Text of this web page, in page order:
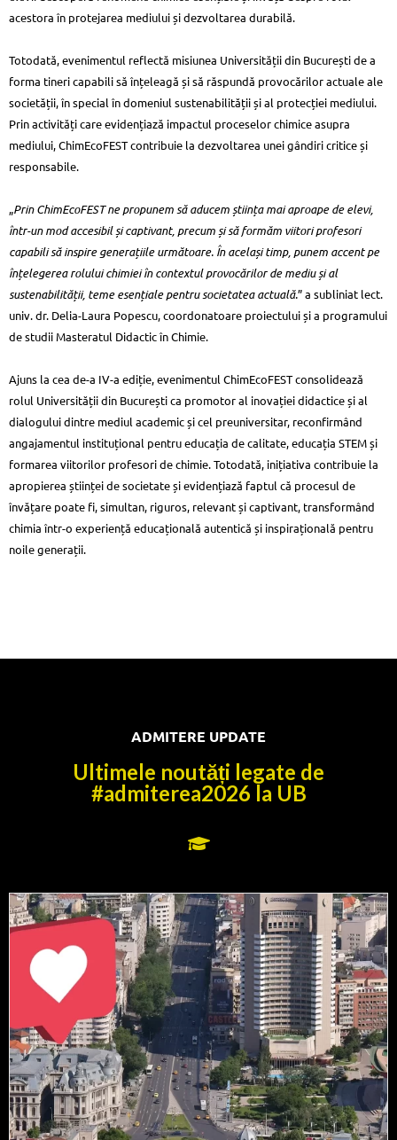
acestora în protejarea mediului și dezvoltarea durabilă.
Totodată, evenimentul reflectă misiunea Universității din București de a
forma tineri capabili să înțeleagă și să răspundă provocărilor actuale ale
societății, în special în domeniul sustenabilității și al protecției mediului.
Prin activități care evidențiază impactul proceselor chimice asupra
mediului, ChimEcoFEST contribuie la dezvoltarea unei gândiri critice și
responsabile.
„Prin ChimEcoFEST ne propunem să aducem știința mai aproape de elevi,
într-un mod accesibil și captivant, precum și să formăm viitori profesori
capabili să inspire generațiile următoare. În același timp, punem accent pe
înțelegerea rolului chimiei în contextul provocărilor de mediu și al
sustenabilității, teme esențiale pentru societatea actuală.” a subliniat lect.
univ. dr. Delia-Laura Popescu, coordonatoare proiectului și a programului
de studii Masteratul Didactic în Chimie.
Ajuns la cea de-a IV-a ediție, evenimentul ChimEcoFEST consolidează
rolul Universității din București ca promotor al inovației didactice și al
dialogului dintre mediul academic și cel preuniversitar, reconfirmând
angajamentul instituțional pentru educația de calitate, educația STEM și
formarea viitorilor profesori de chimie. Totodată, inițiativa contribuie la
apropierea științei de societate și evidențiază faptul că procesul de
învățare poate fi, simultan, riguros, relevant și captivant, transformând
chimia într-o experiență educațională autentică și inspirațională pentru
noile generații.
ADMITERE UPDATE
Ultimele noutăți legate de
#admiterea2026 la UB